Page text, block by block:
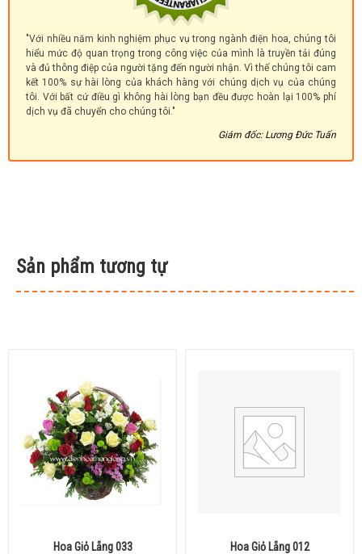
"Với nhiều năm kinh nghiệm phục vụ trong ngành điện hoa, chúng tôi
hiểu mức độ quan trọng trong công việc của mình là truyền tải đúng
và đủ thông điệp của người tặng đến người nhận. Vì thế chúng tôi cam
kết 100% sự hài lòng của khách hàng với chúng dịch vụ của chúng
tôi. Với bất cứ điều gì không hài lòng bạn đều được hoàn lại 100% phí
dịch vụ đã chuyển cho chúng tôi."
Giám đốc: Lương Đức Tuấn
Sản phẩm tương tự
Hoa Giỏ Lẵng 033 Hoa Giỏ Lẵng 012